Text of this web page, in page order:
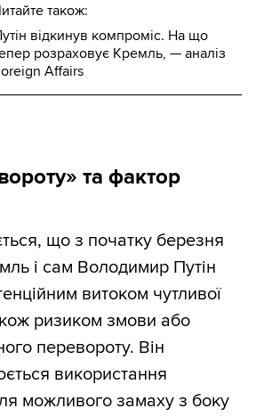
також:
відкинув компроміс. На що
розраховує Кремль, — аналіз
Affairs
та фактор
що з початку березня
і сам Володимир Путін
витоком чутливої
ризиком змови або
перевороту. Він
використання
можливого замаху з боку